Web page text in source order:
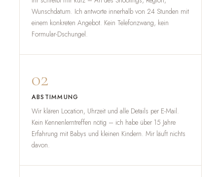
Wunschdatum. Ich antworte innerhalb von 24 Stunden mit
einem konkreten Angebot. Kein Telefonzwang, kein
Formular-Dschungel.
02
ABSTIMMUNG
Wir klären Location, Uhrzeit und alle Details per E-Mail.
Kein Kennenlerntreffen nötig – ich habe über 15 Jahre
Erfahrung mit Babys und kleinen Kindern. Mir läuft nichts
davon.